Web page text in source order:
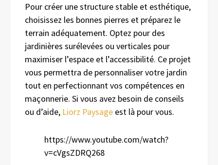
Pour créer une structure stable et esthétique,
choisissez les bonnes pierres et préparez le
terrain adéquatement. Optez pour des
jardinières surélevées ou verticales pour
maximiser l’espace et l’accessibilité. Ce projet
vous permettra de personnaliser votre jardin
tout en perfectionnant vos compétences en
maçonnerie. Si vous avez besoin de conseils
ou d’aide, Liorz Paysage est là pour vous.
https://www.youtube.com/watch?
v=cVgsZDRQ268